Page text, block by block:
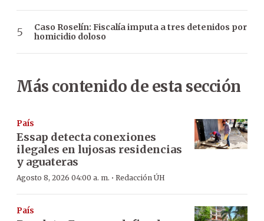
Caso Roselín: Fiscalía imputa a tres detenidos por
homicidio doloso
Más contenido de esta sección
País
Essap detecta conexiones
ilegales en lujosas residencias
y aguateras
Agosto 8, 2026 04:00 a. m. · Redacción ÚH
País